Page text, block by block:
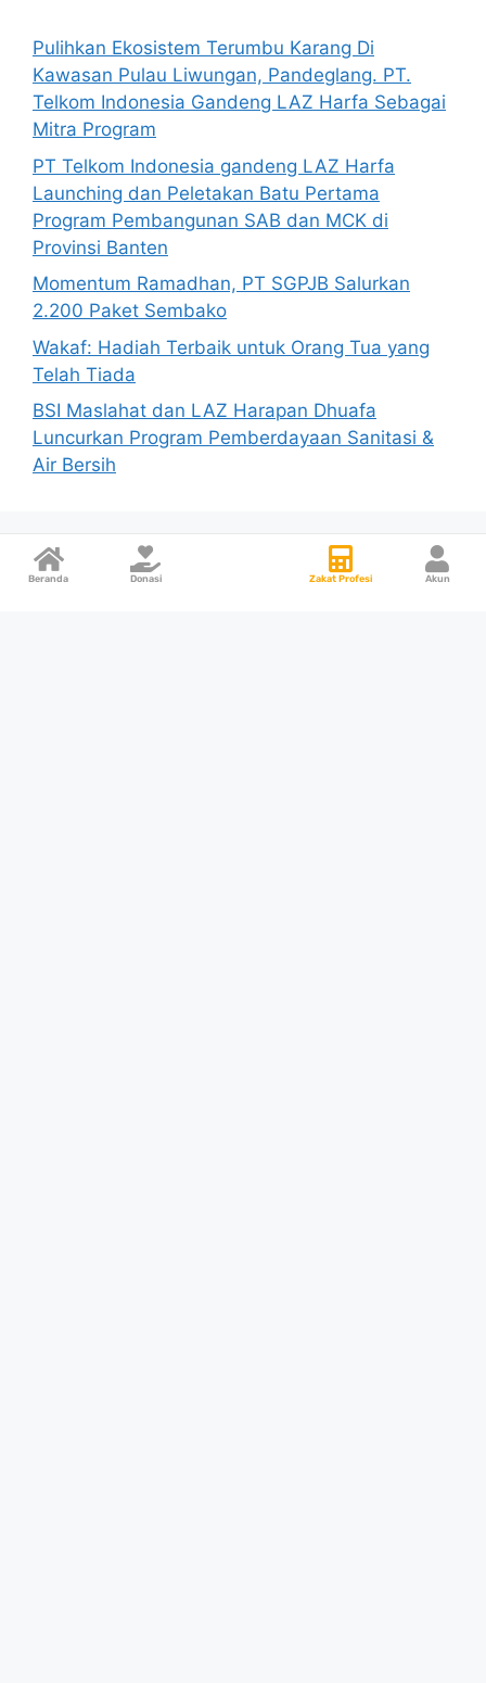
Pulihkan Ekosistem Terumbu Karang Di
Kawasan Pulau Liwungan, Pandeglang. PT.
Telkom Indonesia Gandeng LAZ Harfa Sebagai
Mitra Program
PT Telkom Indonesia gandeng LAZ Harfa
Launching dan Peletakan Batu Pertama
Program Pembangunan SAB dan MCK di
Provinsi Banten
Momentum Ramadhan, PT SGPJB Salurkan
2.200 Paket Sembako
Wakaf: Hadiah Terbaik untuk Orang Tua yang
Telah Tiada
BSI Maslahat dan LAZ Harapan Dhuafa
Luncurkan Program Pemberdayaan Sanitasi &
Air Bersih
Beranda Donasi Zakat Profesi Akun